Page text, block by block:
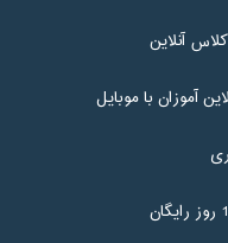
آنلاین
آموزان با موبایل